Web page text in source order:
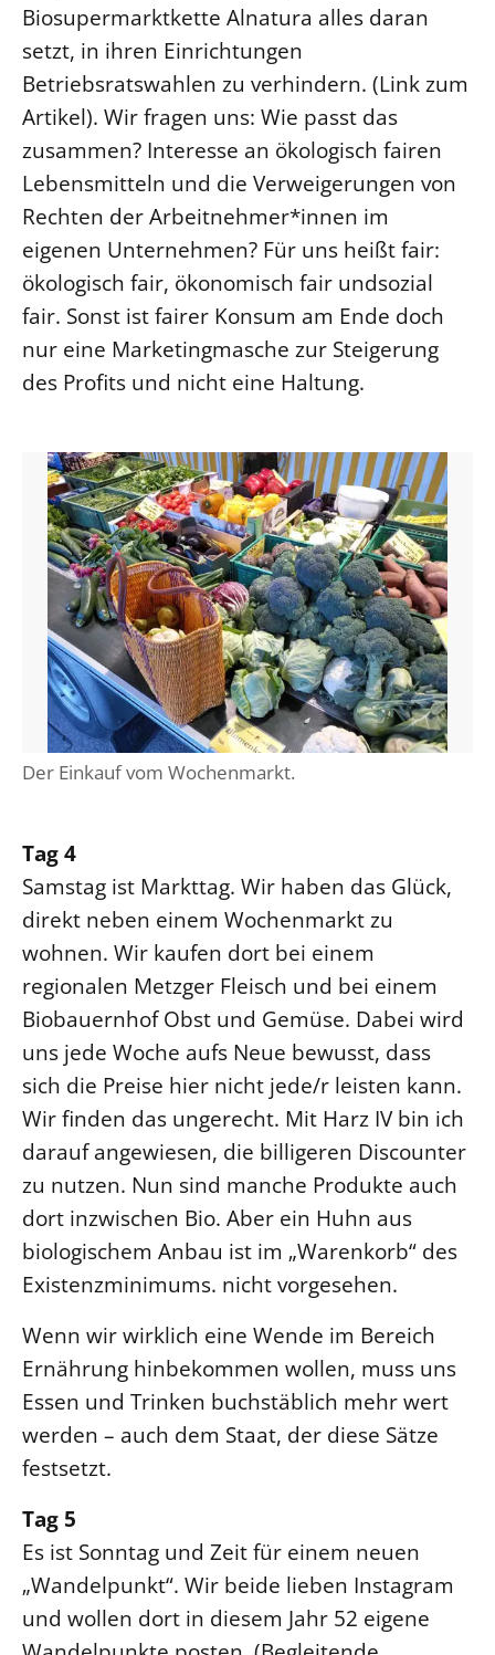
Biosupermarktkette Alnatura alles daran
setzt, in ihren Einrichtungen
Betriebsratswahlen zu verhindern. (Link zum
Artikel). Wir fragen uns: Wie passt das
zusammen? Interesse an ökologisch fairen
Lebensmitteln und die Verweigerungen von
Rechten der Arbeitnehmer*innen im
eigenen Unternehmen? Für uns heißt fair:
ökologisch fair, ökonomisch fair undsozial
fair. Sonst ist fairer Konsum am Ende doch
nur eine Marketingmasche zur Steigerung
des Profits und nicht eine Haltung.
Der Einkauf vom Wochenmarkt.
Tag 4
Samstag ist Markttag. Wir haben das Glück,
direkt neben einem Wochenmarkt zu
wohnen. Wir kaufen dort bei einem
regionalen Metzger Fleisch und bei einem
Biobauernhof Obst und Gemüse. Dabei wird
uns jede Woche aufs Neue bewusst, dass
sich die Preise hier nicht jede/r leisten kann.
Wir finden das ungerecht. Mit Harz IV bin ich
darauf angewiesen, die billigeren Discounter
zu nutzen. Nun sind manche Produkte auch
dort inzwischen Bio. Aber ein Huhn aus
biologischem Anbau ist im „Warenkorb“ des
Existenzminimums. nicht vorgesehen.
Wenn wir wirklich eine Wende im Bereich
Ernährung hinbekommen wollen, muss uns
Essen und Trinken buchstäblich mehr wert
werden – auch dem Staat, der diese Sätze
festsetzt.
Tag 5
Es ist Sonntag und Zeit für einem neuen
„Wandelpunkt“. Wir beide lieben Instagram
und wollen dort in diesem Jahr 52 eigene
BIBLIOTHEK & ARCHIV
Älterwerden im Pfarrberuf
Beschwerdestellen
Ephoralbüro
Finanzplanung
Fundraising
IT-Service
Corporate Design
Jahresgespräche
Kantine Speiseplan
Kirchliches Amtsblatt
Kirchliche Verwaltung
Klimaschutzgesetz
Kunstreferat
NKVK
Öffentlichkeitsarbeit
Personalausschuss
Projektmanagement
Terminstundenplaner